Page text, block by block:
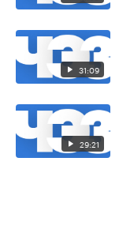
31:09
29:21